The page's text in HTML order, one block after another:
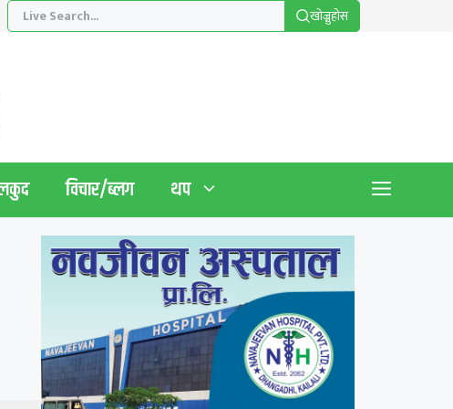
खाेज्नुहाेस
विचार/ब्लग थप